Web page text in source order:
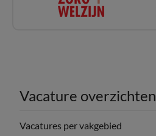
Vacature overzichten
Vacatures per vakgebied